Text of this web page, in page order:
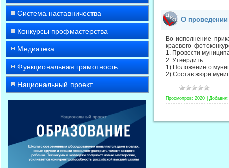
Система наставничества
Конкурсы профмастерства
Медиатека
Функциональная грамотность
Национальный проект
О проведении
Во исполнение
краевого
1. Провести
2. Утвердить:
1) Положение о
2) Состав жюри
Просмотров: 2020 Добавил: